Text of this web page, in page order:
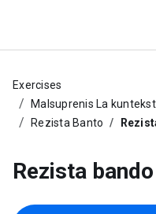
Exercises
Malsuprenis La
Rezista Banto
Rezista